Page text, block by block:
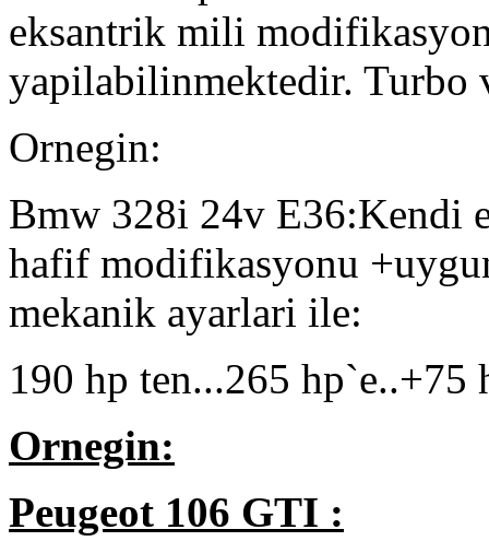
eksantrik mili
yapilabilinmektedir.
Ornegin:
Bmw 328i 24v E36:Kendi
hafif modifikasyonu
mekanik ayarlari ile:
190 hp ten...265
Ornegin:
Peugeot 106 GTI :